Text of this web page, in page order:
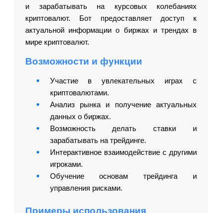
и зарабатывать на курсовых колебаниях
криптовалют. Бот предоставляет доступ к
актуальной информации о биржах и трендах в
мире криптовалют.
Возможности и функции
Участие в увлекательных играх с
криптовалютами.
Анализ рынка и получение актуальных
данных о биржах.
Возможность делать ставки и
зарабатывать на трейдинге.
Интерактивное взаимодействие с другими
игроками.
Обучение основам трейдинга и
управления рисками.
Примеры использования